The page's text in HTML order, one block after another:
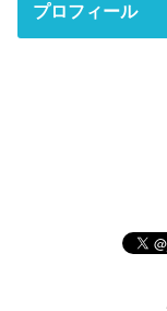
プロフィール